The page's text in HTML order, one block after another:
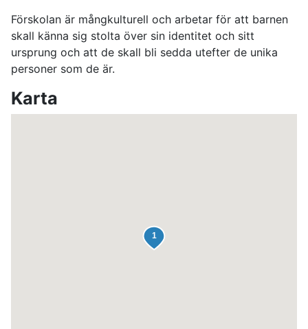
Förskolan är mångkulturell och arbetar för att barnen
skall känna sig stolta över sin identitet och sitt
ursprung och att de skall bli sedda utefter de unika
personer som de är.
Karta